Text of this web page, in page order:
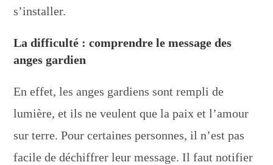
s’installer.
La difficulté : comprendre le message des
anges gardien
En effet, les anges gardiens sont rempli de
lumière, et ils ne veulent que la paix et l’amour
sur terre. Pour certaines personnes, il n’est pas
facile de déchiffrer leur message. Il faut notifier